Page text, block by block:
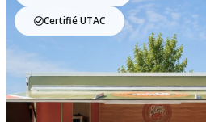
Certifié UTAC